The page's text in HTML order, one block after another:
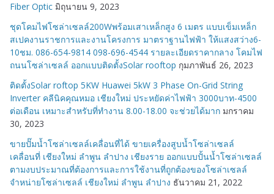
Fiber Optic มิถุนายน 9, 2023
ชุดโคมไฟโซล่าเซลล์200Wพร้อมเสาเหล็กสูง 6 เมตร แบบเข็มเหล็ก
สเปคงานราชการและงานโครงการ มาตราฐานไฟฟ้า ให้แสงสว่าง6-
10ชม. 086-654-9814 098-696-4544 รายละเอียดราคากลาง โคมไฟ
ถนนโซล่าเซลล์ ออกแบบติดตั้งSolar rooftop กุมภาพันธ์ 26, 2023
ติดตั้งSolar roftop 5KW Huawei 5kW 3 Phase On-Grid String
Inverter คลีนิคคุณหมอ เชียงใหม่ ประหยัดค่าไฟฟ้า 3000บาท-4500
ต่อเดือน เหมาะสำหรับที่ทำงาน 8.00-18.00 จะช่วยได้มาก มกราคม
30, 2023
ขายปั๊มน้ำโซล่าเซลล์เคลื่อนที่ได้ ขายเครื่องสูบน้ำโซล่าเซลล์
เคลื่อนที่ เชียงใหม่ ลำพูน ลำปาง เชียงราย ออกแบบปั้นน้ำโซล่าเซลล์
ตามงบประมาณที่ต้องการและการใช้งานที่ถูกต้องของโซล่าเซลล์
จำหน่ายโซล่าเซลล์ เชียงใหม่ ลำพูน ลำปาง ธันวาคม 21, 2022